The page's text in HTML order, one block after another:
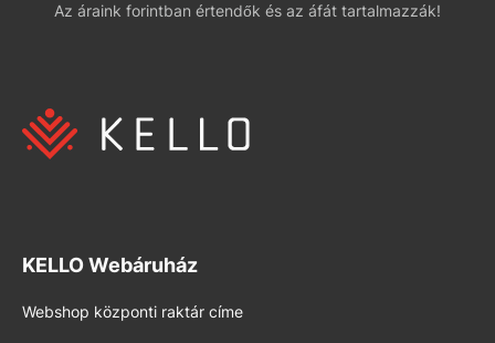
Az áraink forintban értendők és az áfát tartalmazzák!
KELLO Webáruház
Webshop központi raktár címe